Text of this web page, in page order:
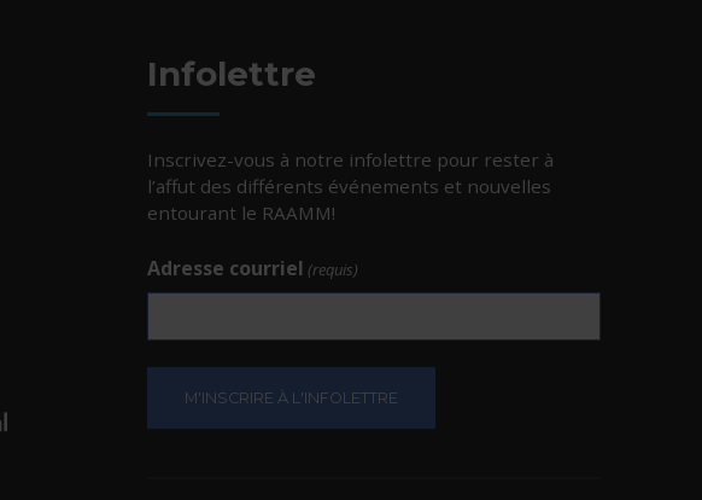
nouvelle fenêtre.
Infolettre
Inscrivez-vous à notre infolettre pour rester à
l’affut des différents événements et nouvelles
entourant le RAAMM!
Adresse courriel (requis)